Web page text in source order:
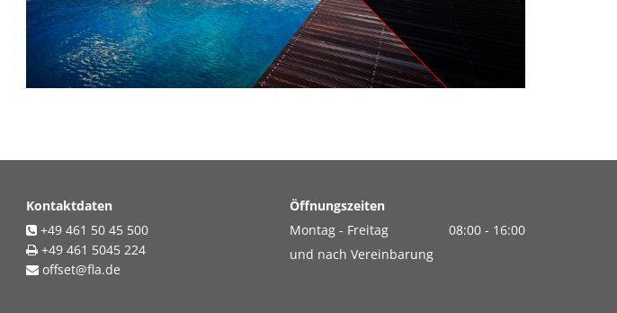
Kontaktdaten
 +49 461 50 45 500
 +49 461 5045 224
 offset@fla.de
Öffnungszeiten
Montag - Freitag
08:00 - 16:00
und nach Vereinbarung